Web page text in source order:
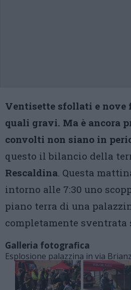
Ventisette sfollati e nove
quali gravi. Ma è ancora
convolti non siano in
questo il bilancio della
Rescaldina. Questa
intorno alle 7:30 uno
piano terra di una
completamente sventrata
Galleria fotografica
Esplosione palazzina in via